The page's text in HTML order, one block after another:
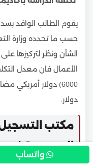
يقوم الطالب الوافد
حسب ما تحدده وزارة
الشأن ونظر لتركيزها
دولار.
مكتب
المعتمدة في
واتساب